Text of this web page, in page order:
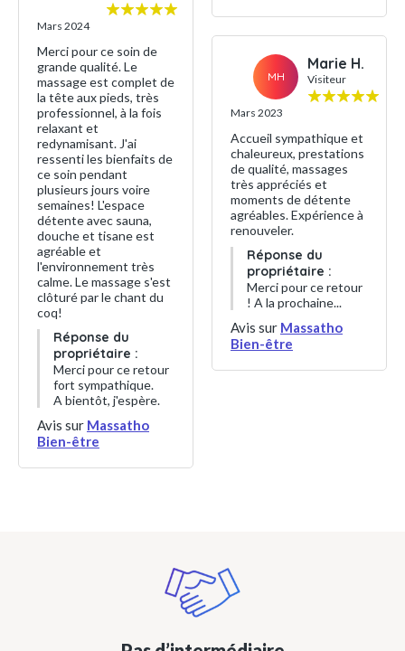
Mars 2024
Merci pour ce soin de
grande qualité. Le
massage est complet de
la tête aux pieds, très
professionnel, à la fois
relaxant et
redynamisant. J'ai
ressenti les bienfaits de
ce soin pendant
plusieurs jours voire
semaines! L'espace
détente avec sauna,
douche et tisane est
agréable et
l'environnement très
calme. Le massage s'est
clôturé par le chant du
coq!
Réponse du
propriétaire :
Merci pour ce retour
fort sympathique.
A bientôt, j'espère.
Avis sur Massatho
Bien-être
MH
Marie H.
Visiteur
Mars 2023
Accueil sympathique et
chaleureux, prestations
de qualité, massages
très appréciés et
moments de détente
agréables. Expérience à
renouveler.
Réponse du
propriétaire :
Merci pour ce retour
! A la prochaine...
Avis sur Massatho
Bien-être